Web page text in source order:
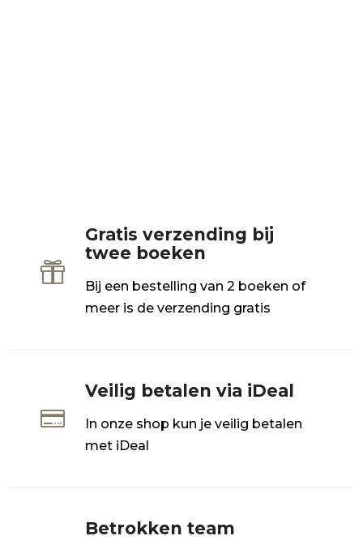

Gratis verzending bij
twee boeken
Bij een bestelling van 2 boeken of
meer is de verzending gratis

Veilig betalen via iDeal
In onze shop kun je veilig betalen
met iDeal
Betrokken team